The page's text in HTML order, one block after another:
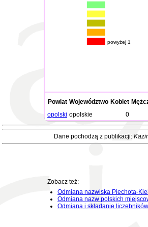
powyżej 1
Powiat Województwo Kobiet
opolski opolskie 0
Dane pochodzą z publikacji:
Zobacz też:
Odmiana nazwiska Piechota-
Odmiana nazw polskich
Odmiana i składanie liczebników